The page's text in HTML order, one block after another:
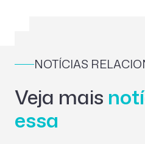
NOTÍCIAS
Veja mais
essa